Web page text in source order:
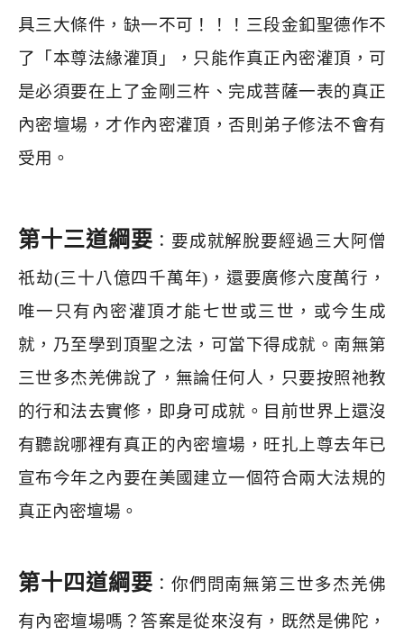
具三大條件，缺一不可！！！三段金釦聖德作不
了「本尊法緣灌頂」，只能作真正內密灌頂，可
是必須要在上了金剛三杵、完成菩薩一表的真正
內密壇場，才作內密灌頂，否則弟子修法不會有
受用。
第十三道綱要 ：要成就解脫要經過三大阿僧
祇劫(三十八億四千萬年) ，還要廣修六度萬行，
唯一只有內密灌頂才能七世或三世，或今生成
就，乃至學到頂聖之法，可當下得成就。南無第
三世多杰羌佛說了，無論任何人，只要按照祂教
的行和法去實修，即身可成就。目前世界上還沒
有聽說哪裡有真正的內密壇場，旺扎上尊去年已
宣布今年之內要在美國建立一個符合兩大法規的
真正內密壇場。
第十四道綱要 ：你們問南無第三世多杰羌佛
有內密壇場嗎？答案是從來沒有，既然是佛陀，